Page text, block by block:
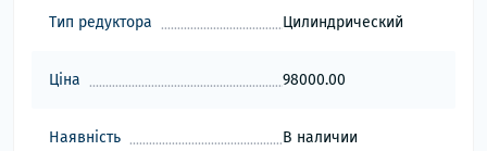
Тип редуктора Цилиндрический
Ціна 98000.00
Наявність В наличии